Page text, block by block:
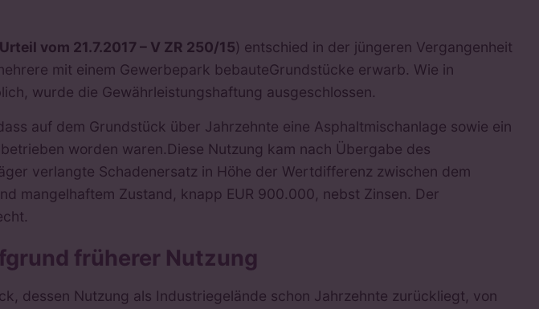
vom 21.7.2017 – V ZR 250/15) entschied in der jüngeren Vergangenheit
mit einem Gewerbepark bebauteGrundstücke erwarb. Wie in
wurde die Gewährleistungshaftung ausgeschlossen.
auf dem Grundstück über Jahrzehnte eine Asphaltmischanlage sowie ein
worden waren.Diese Nutzung kam nach Übergabe des
verlangte Schadenersatz in Höhe der Wertdifferenz zwischen dem
mangelhaftem Zustand, knapp EUR 900.000, nebst Zinsen. Der
früherer Nutzung
dessen Nutzung als Industriegelände schon Jahrzehnte zurückliegt, von